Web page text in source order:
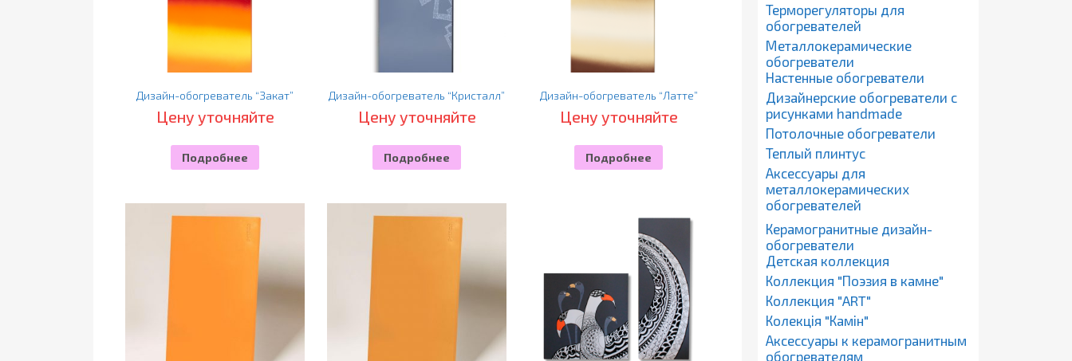
Дизайн-обогреватель “Закат”
Цену уточняйте
Подробнее
Дизайн-обогреватель “Кристалл”
Цену уточняйте
Подробнее
Дизайн-обогреватель “Латте”
Цену уточняйте
Подробнее
Терморегуляторы для
обогревателей
Металлокерамические
обогреватели
Настенные обогреватели
Дизайнерские обогреватели с
рисунками handmade
Потолочные обогреватели
Теплый плинтус
Аксессуары для
металлокерамических
обогревателей
Керамогранитные дизайн-
обогреватели
Детская коллекция
Коллекция "Поэзия в камне"
Коллекция "ART"
Колекція "Камін"
Аксессуары к керамогранитным
обогревателям